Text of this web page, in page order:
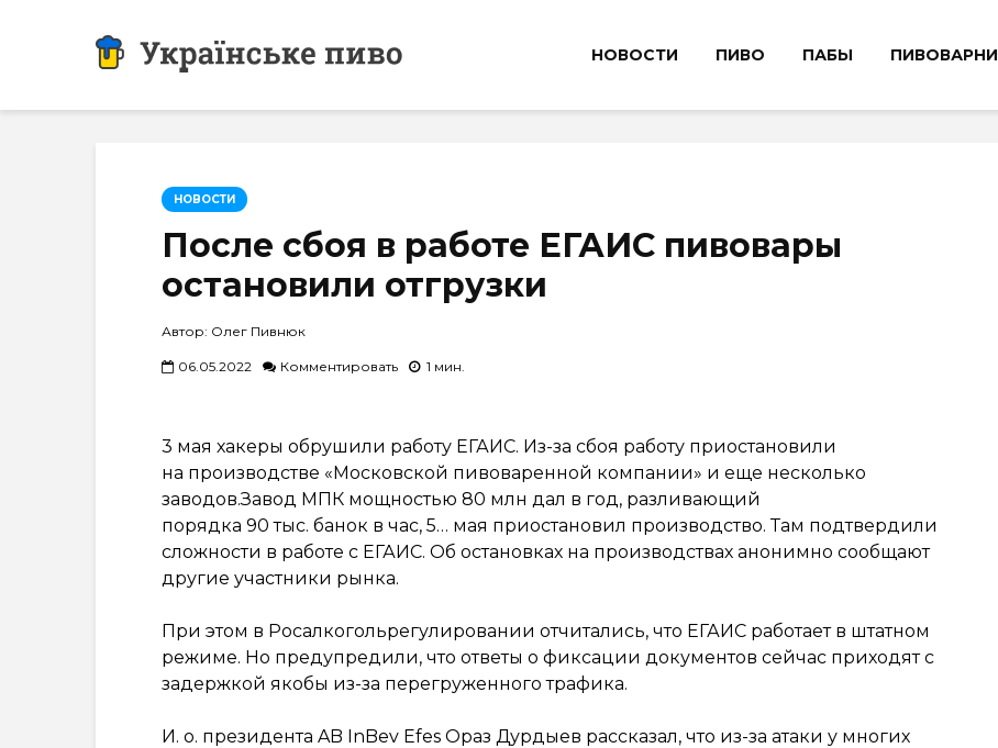
НОВОСТИ ПИВО ПАБЫ ПИВОВАРНИ
НОВОСТИ
После сбоя в работе ЕГАИС пивовары
остановили отгрузки
Автор: Олег Пивнюк
06.05.2022 Комментировать 1 мин.
3 мая хакеры обрушили работу ЕГАИС. Из-за сбоя работу приостановили
на производстве «Московской пивоваренной компании» и еще несколько
заводов.Завод МПК мощностью 80 млн дал в год, разливающий
порядка 90 тыс. банок в час, 5… мая приостановил производство. Там подтвердили
сложности в работе с ЕГАИС. Об остановках на производствах анонимно сообщают
другие участники рынка.
При этом в Росалкогольрегулировании отчитались, что ЕГАИС работает в штатном
режиме. Но предупредили, что ответы о фиксации документов сейчас приходят с
задержкой якобы из-за перегруженного трафика.
И. о. президента AB InBev Efes Ораз Дурдыев рассказал, что из-за атаки у многих